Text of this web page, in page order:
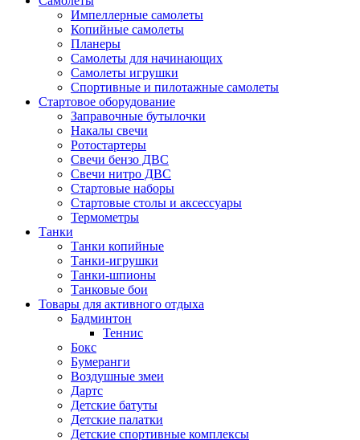
Импеллерные самолеты
Копийные самолеты
Планеры
Самолеты для начинающих
Самолеты игрушки
Спортивные и пилотажные самолеты
Стартовое оборудование
Заправочные бутылочки
Накалы свечи
Ротостартеры
Свечи бензо ДВС
Свечи нитро ДВС
Стартовые наборы
Стартовые столы и аксессуары
Термометры
Танки
Танки копийные
Танки-игрушки
Танки-шпионы
Танковые бои
Товары для активного отдыха
Бадминтон
Теннис
Бокс
Бумеранги
Воздушные змеи
Дартс
Детские батуты
Детские палатки
Детские спортивные комплексы